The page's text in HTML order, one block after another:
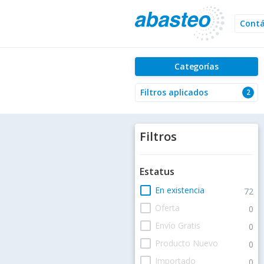
Categorías
2
Filtros aplicados
Filtros
Estatus
check_box_outline_blank En existencia 72
check_box_outline_blank Oferta 0
check_box_outline_blank Envío Gratis 0
check_box_outline_blank Producto Nuevo 0
check_box_outline_blank Importado